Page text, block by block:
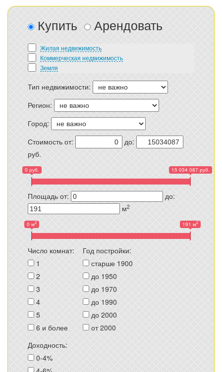
Купить Арендовать
Жилая недвижимость
Коммерческая недвижимость
Земля
Тип недвижимости:
Регион:
Город:
Стоимость от:
до:
руб.
0 руб. 15 034 087 руб.
Площадь от:
до:
м2
0 м2 191 м2
Число комнат:
1
2
3
4
5
6 и более
Год постройки:
старше 1900
до 1950
до 1970
до 1990
до 2000
от 2000
Доходность:
0-4%